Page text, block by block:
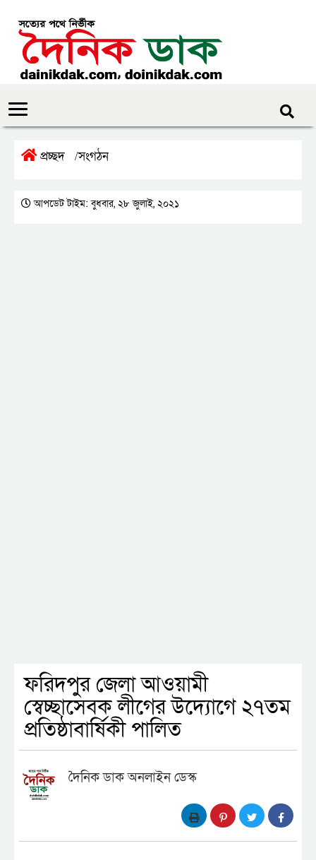
প্রচ্ছদ /সংগঠন
আপডেট টাইম: বুধবার, ২৮ জুলাই, ২০২১
ফরিদপুর জেলা আওয়ামী
স্বেচ্ছাসেবক লীগের উদ্যোগে ২৭তম
প্রতিষ্ঠাবার্ষিকী পালিত
দৈনিক ডাক অনলাইন ডেস্ক